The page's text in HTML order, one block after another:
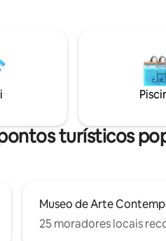
turísticos
Museo de Arte
25 moradores locais